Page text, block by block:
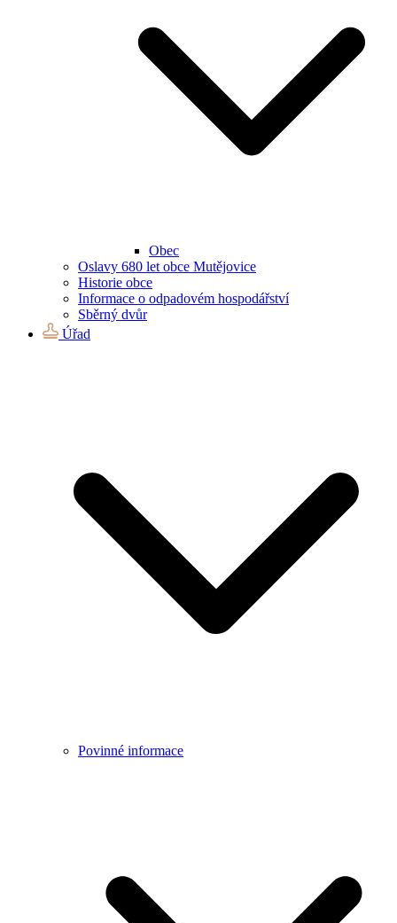
Obec
Oslavy 680 let obce Mutějovice
Historie obce
Informace o odpadovém hospodářství
Sběrný dvůr
Úřad
Povinné informace